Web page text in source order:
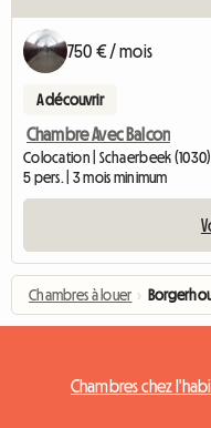
750 € / mois
A découvrir
Chambre Avec Balcon
Colocation | Schaerbeek (1030)
5 pers. | 3 mois minimum
Chambres à louer ›
Chambres chez